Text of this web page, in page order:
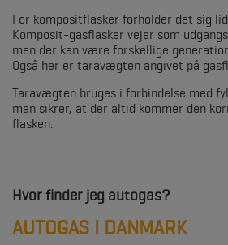
For kompositflasker forholder det sig
Komposit-gasflasker vejer som
men der kan være forskellige
Også her er taravægten angivet på
Taravægten bruges i forbindelse med
man sikrer, at der altid kommer den
flasken.
Hvor finder jeg autogas?
AUTOGAS I DANMARK